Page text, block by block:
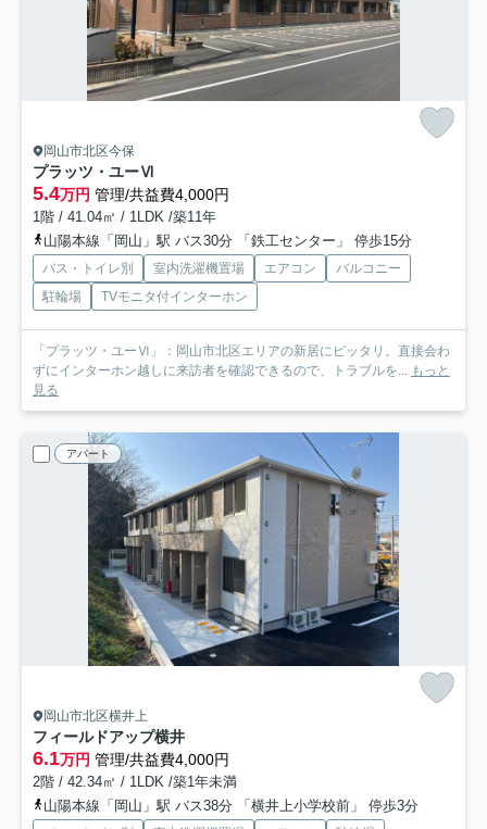
岡山市北区今保
プラッツ・ユーⅥ
5.4万円 管理/共益費4,000円
1階 / 41.04㎡ / 1LDK /築11年
山陽本線「岡山」駅 バス30分 「鉄工センター」 停歩15分
バス・トイレ別 室内洗濯機置場 エアコン
バルコニー
駐輪場
TVモニタ付インターホン
「プラッツ・ユーⅥ」：岡山市北区エリアの新居にピッタリ。直接会わ
ずにインターホン越しに来訪者を確認できるので、トラブルを...
もっと
見る
アパート
岡山市北区横井上
フィールドアップ横井
6.1万円 管理/共益費4,000円
2階 / 42.34㎡ / 1LDK /築1年未満
山陽本線「岡山」駅 バス38分 「横井上小学校前」 停歩3分